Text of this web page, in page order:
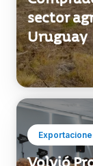
Volvió